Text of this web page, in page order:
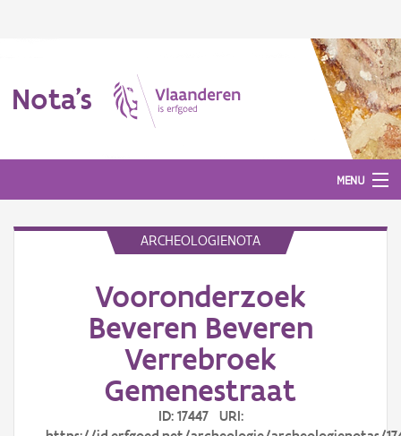
Nota's
MENU
ARCHEOLOGIENOTA
Vooronderzoek
Beveren Beveren
Verrebroek
Gemenestraat
ID: 17447 URI: